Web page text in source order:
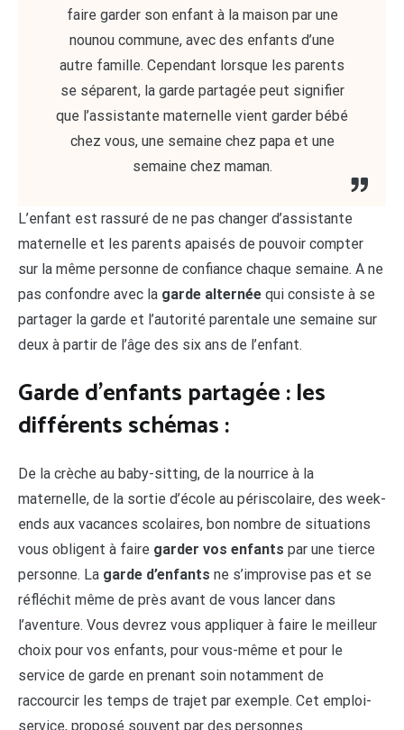
faire garder son enfant à la maison par une
nounou commune, avec des enfants d’une
autre famille. Cependant lorsque les parents
se séparent, la garde partagée peut signifier
que l’assistante maternelle vient garder bébé
chez vous, une semaine chez papa et une
semaine chez maman.
L’enfant est rassuré de ne pas changer d’assistante
maternelle et les parents apaisés de pouvoir compter
sur la même personne de confiance chaque semaine. A ne
pas confondre avec la garde alternée qui consiste à se
partager la garde et l’autorité parentale une semaine sur
deux à partir de l’âge des six ans de l’enfant.
Garde d’enfants partagée : les
différents schémas :
De la crèche au baby-sitting, de la nourrice à la
maternelle, de la sortie d’école au périscolaire, des week-
ends aux vacances scolaires, bon nombre de situations
vous obligent à faire garder vos enfants par une tierce
personne. La garde d’enfants ne s’improvise pas et se
réfléchit même de près avant de vous lancer dans
l’aventure. Vous devrez vous appliquer à faire le meilleur
choix pour vos enfants, pour vous-même et pour le
service de garde en prenant soin notamment de
raccourcir les temps de trajet par exemple. Cet emploi-
service, proposé souvent par des personnes